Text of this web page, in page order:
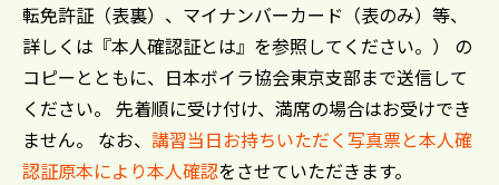
転免許証（表裏）、マイナンバーカード（表のみ）等、
詳しくは『本人確認証とは』を参照してください。） の
コピーとともに、日本ボイラ協会東京支部まで送信して
ください。 先着順に受け付け、満席の場合はお受けでき
ません。 なお、 講習当日お持ちいただく写真票と本人確
認証原本により本人確認をさせていただきます。